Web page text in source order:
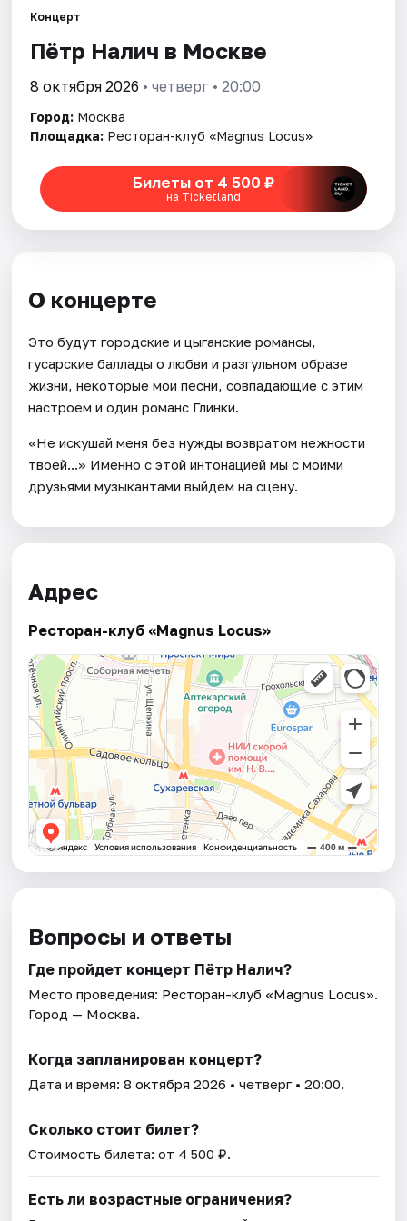
Города
Площадки
Артисты
Рейтинги
Концерт
Пётр Налич в Москве
8 октября 2026 • четверг • 20:00
Город: Москва
Площадка: Ресторан-клуб «Magnus Locus»
Билеты от 4 500 ₽
на Ticketland
О концерте
Это будут городские и цыганские романсы,
гусарские баллады о любви и разгульном образе
жизни, некоторые мои песни, совпадающие с этим
настроем и один романс Глинки.
«Не искушай меня без нужды возвратом нежности
твоей...» Именно с этой интонацией мы с моими
друзьями музыкантами выйдем на сцену.
Адрес
Ресторан-клуб «Magnus Locus»
Вопросы и ответы
Где пройдет концерт Пётр Налич?
Место проведения: Ресторан-клуб «Magnus Locus».
Город — Москва.
Когда запланирован концерт?
Дата и время:8 октября 2026 • четверг • 20:00.
Сколько стоит билет?
Стоимость билета: от 4 500 ₽.
Есть ли возрастные ограничения?